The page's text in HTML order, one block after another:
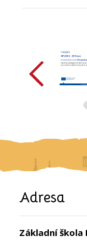
Adresa
Základní škola